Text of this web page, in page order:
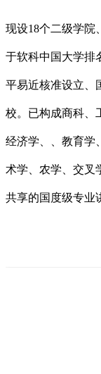
现设18个二级学院
于软科中国大学排
平易近核准设立、
校。已构成商科、
经济学、、教育学
术学、农学、交叉
共享的国度级专业